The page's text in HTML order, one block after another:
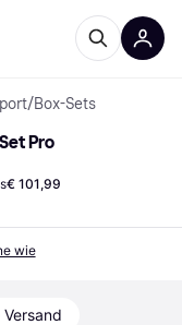
/Box-Sets
Pro
€ 101,99
wie